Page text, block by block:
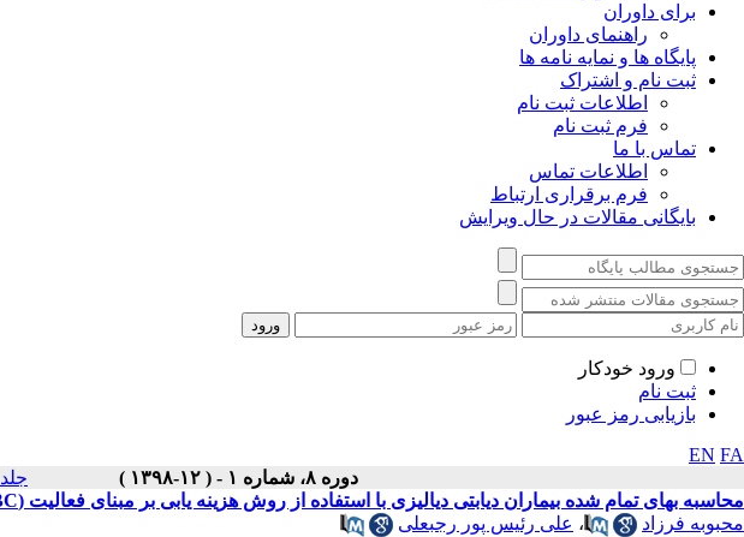
برای داوران
راهنمای داوران
پایگاه ها و نمایه نامه ها
ثبت نام و اشتراک
اطلاعات ثبت نام
فرم ثبت نام
تماس با ما
اطلاعات تماس
فرم برقراری ارتباط
بایگانی مقالات در حال ویرایش
ورود خودکار
ثبت نام
بازیابی رمز عبور
EN FA
دوره ۸، شماره ۱ - ( ۱۲-۱۳۹۸ )
جلد ۸ شماره ۱ صفحات ۱۰۵۶-۱۰۴۵
محاسبه بهای تمام شده بیماران دیابتی دیالیزی با استفاده از روش هزینه یابی بر مبنای فعالیت (ABC)
محبوبه فرزاد
، علی رئیس پور رجبعلی